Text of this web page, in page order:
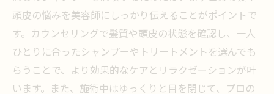
し効果
美容室のゆったりシャンプーで至福のひと
ときを実感
ストレス解消に美容室シャンプーがおすす
頭皮の悩みを美容師にしっかり伝えることがポイントで
す。カウンセリングで髪質や頭皮の状態を確認し、一人
ひとりに合ったシャンプーやトリートメントを選んでも
らうことで、より効果的なケアとリラクゼーションが叶
います。また、施術中はゆっくりと目を閉じて、プロの